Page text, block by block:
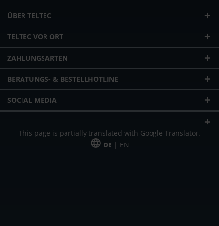
ÜBER TELTEC
TELTEC VOR ORT
ZAHLUNGSARTEN
BERATUNGS- & BESTELLHOTLINE
SOCIAL MEDIA
This page is partially translated with Google Translator.
DE | EN